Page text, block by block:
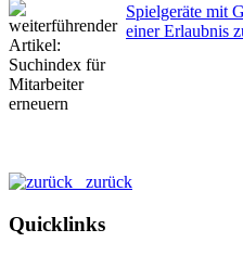
Spielgeräte mit
einer Erlaubnis
zurück
Quicklinks